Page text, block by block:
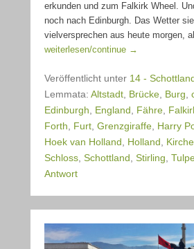
erkunden und zum Falkirk Wheel.
noch nach Edinburgh. Das Wetter
vielversprechen aus heute morgen,
weiterlesen/continue →
Veröffentlicht unter 14 -
Lemmata: Altstadt Brücke Burg
Edinburgh
England Fähre
Forth
Furt Grenzgiraffe Harry
Hoek van Holland
Holland Kirche
Schloss Schottland Stirling
Antwort